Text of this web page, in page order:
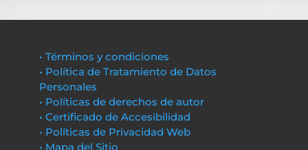
• Términos y condiciones
• Política de Tratamiento de Datos
Personales
• Políticas de derechos de autor
• Certificado de Accesibilidad
• Políticas de Privacidad Web
• Mapa del Sitio